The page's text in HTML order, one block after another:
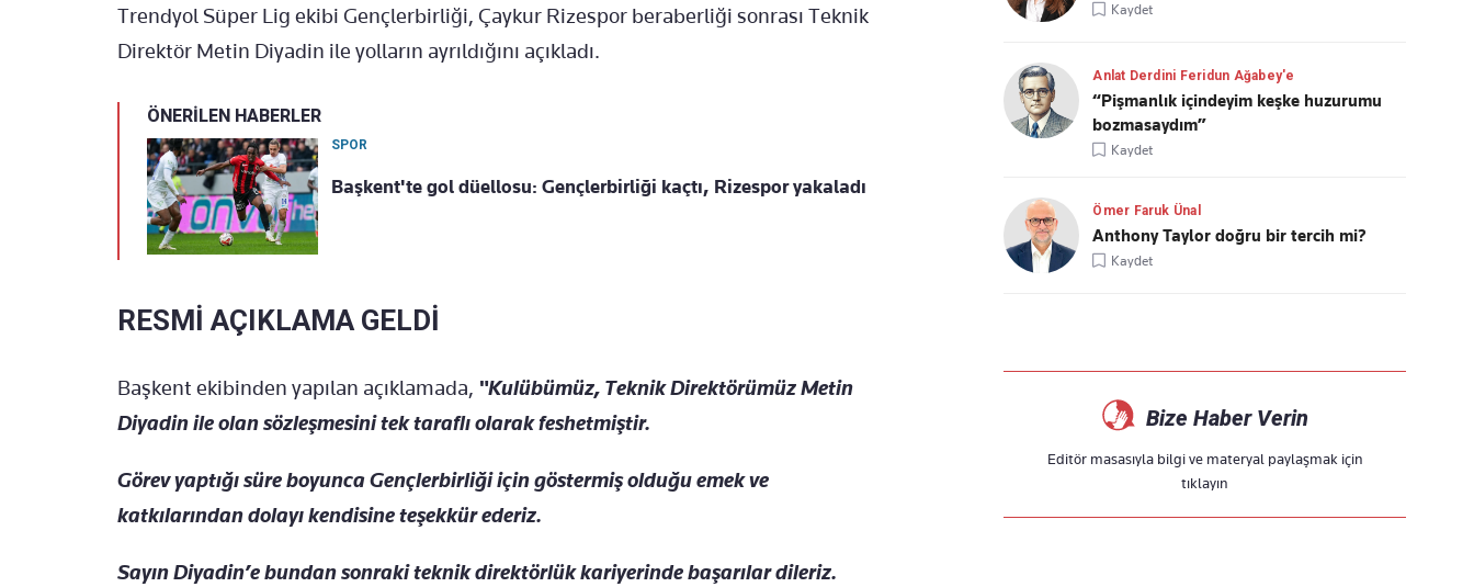
Trendyol Süper Lig ekibi Gençlerbirliği, Çaykur Rizespor beraberliği sonrası Teknik
Direktör Metin Diyadin ile yolların ayrıldığını açıkladı.
ÖNERİLEN HABERLER
SPOR
Başkent'te gol düellosu: Gençlerbirliği kaçtı, Rizespor yakaladı
RESMİ AÇIKLAMA GELDİ
Başkent ekibinden yapılan açıklamada, "Kulübümüz, Teknik Direktörümüz Metin
Diyadin ile olan sözleşmesini tek taraflı olarak feshetmiştir.
Görev yaptığı süre boyunca Gençlerbirliği için göstermiş olduğu emek ve
katkılarından dolayı kendisine teşekkür ederiz.
Sayın Diyadin’e bundan sonraki teknik direktörlük kariyerinde başarılar dileriz.
Kaydet
Anlat Derdini Feridun Ağabey'e
“Pişmanlık içindeyim keşke huzurumu
bozmasaydım”
Kaydet
Ömer Faruk Ünal
Anthony Taylor doğru bir tercih mi?
Kaydet
Bize Haber Verin
Editör masasıyla bilgi ve materyal paylaşmak için
tıklayın